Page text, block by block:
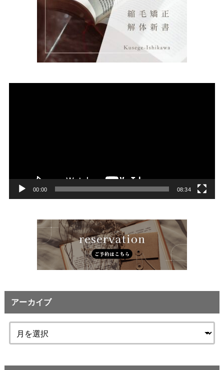
00:00 08:34
アーカイブ